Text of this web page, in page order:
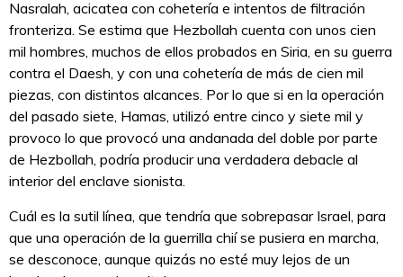
Nasralah, acicatea con cohetería e intentos de filtración
fronteriza. Se estima que Hezbollah cuenta con unos cien
mil hombres, muchos de ellos probados en Siria, en su guerra
contra el Daesh, y con una cohetería de más de cien mil
piezas, con distintos alcances. Por lo que si en la operación
del pasado siete, Hamas, utilizó entre cinco y siete mil y
provoco lo que provocó una andanada del doble por parte
de Hezbollah, podría producir una verdadera debacle al
interior del enclave sionista.
Cuál es la sutil línea, que tendría que sobrepasar Israel, para
que una operación de la guerrilla chií se pusiera en marcha,
se desconoce, aunque quizás no esté muy lejos de un